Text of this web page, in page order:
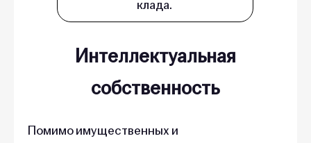
клада.
Интеллектуальная
собственность
Помимо имущественных и